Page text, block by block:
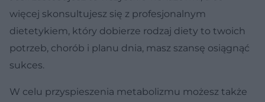
więcej skonsultujesz się z profesjonalnym
dietetykiem, który dobierze rodzaj diety to twoich
potrzeb, chorób i planu dnia, masz szansę osiągnąć
sukces.
W celu przyspieszenia metabolizmu możesz także